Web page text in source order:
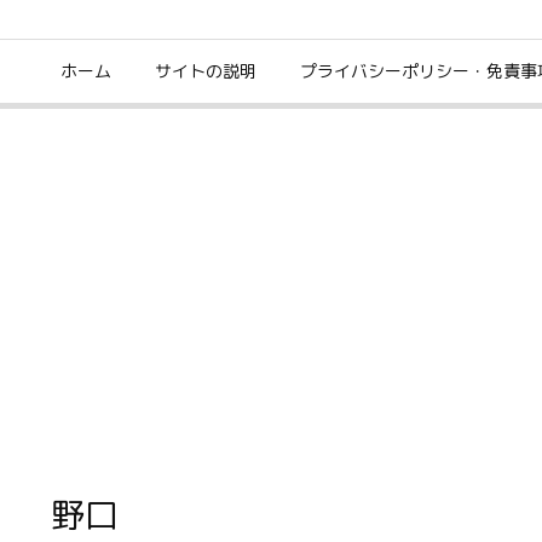
ホーム サイトの説明 プライバシーポリシー・免責事
野口